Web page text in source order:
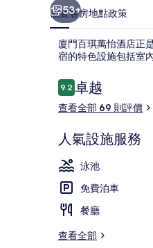
53+
概覽客房地點政策
廈門百琪萬怡酒店正
宿的特色設施包括室
評
價
9.29.2 分，滿分 10 分，
卓越
查看全部 69 則評價
人氣設施服務
泳池
免費泊車
餐廳
查看全部